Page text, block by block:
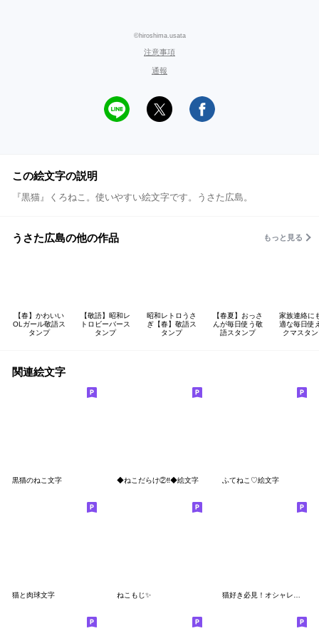
©hiroshima.usata
注意事項
通報
この絵文字の説明
『黒猫』くろねこ。使いやすい絵文字です。うさた広島。
うさた広島の他の作品 もっと見る
【春】かわいい
OLガール敬語ス
タンプ
【敬語】昭和レ
トロビーバース
タンプ
昭和レトロうさ
ぎ【春】敬語ス
タンプ
【春夏】おっさ
んが毎日使う敬
語スタンプ
家族連絡に
適な毎日使
クマスタ
関連絵文字
黒猫のねこ文字 ◆ねこだらけ②‼️◆絵文字 ふてねこ♡絵文字
猫と肉球文字 ねこもじ✨ 猫好き必見！オシャレな猫絵文字